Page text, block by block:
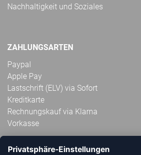
Nachhaltigkeit und Soziales
ZAHLUNGSARTEN
Paypal
Apple Pay
Lastschrift (ELV) via Sofort
Kreditkarte
Rechnungskauf via Klarna
Vorkasse